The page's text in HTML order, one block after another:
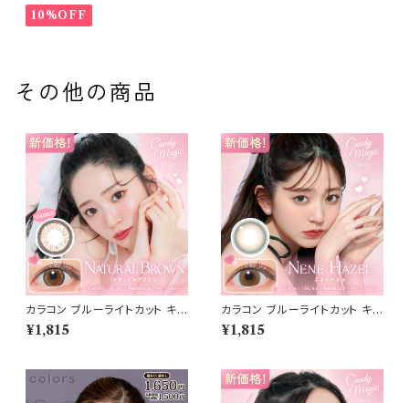
y10%OFF
その他の商品
カラコン ブルーライトカット キャ
ンディーマジック ワンデー 【CO
LOR：ナチュラルブラウン】1箱1
ーカラコン コンタクトレンズ
¥1,815
カラコン ブルーライトカット キャ
ンディーマジック ワンデー 【CO
LOR：ネネヘーゼル】1箱10枚
コン コンタクトレンズ
¥1,815